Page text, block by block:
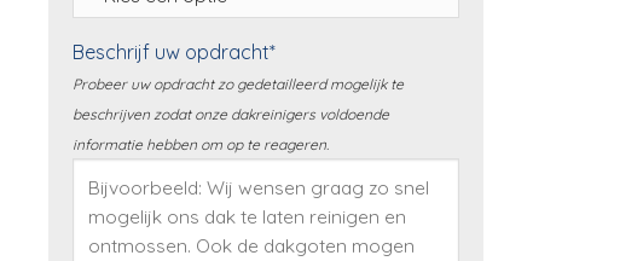
Beschrijf uw opdracht*
Probeer uw opdracht zo gedetailleerd mogelijk te
beschrijven zodat onze dakreinigers voldoende
informatie hebben om op te reageren.